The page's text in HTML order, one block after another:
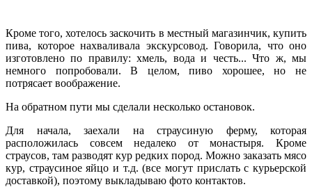
Кроме того, хотелось заскочить в местный магазинчик, купить
пива, которое нахваливала экскурсовод. Говорила, что оно
изготовлено по правилу: хмель, вода и честь... Что ж, мы
немного попробовали. В целом, пиво хорошее, но не
потрясает воображение.
На обратном пути мы сделали несколько остановок.
Для начала, заехали на страусиную ферму, которая
расположилась совсем недалеко от монастыря. Кроме
страусов, там разводят кур редких пород. Можно заказать мясо
кур, страусиное яйцо и т.д. (все могут прислать с курьерской
доставкой), поэтому выкладываю фото контактов.